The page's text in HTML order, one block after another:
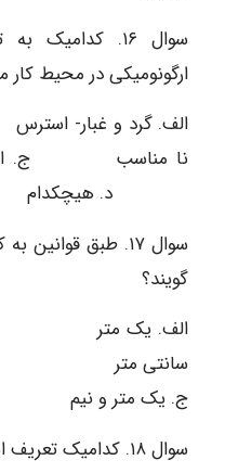
سوال ۱۶.
ارگونومیکی در محیط کار
الف. گرد و غبار-
نا مناسب ج.
د. هیچکدام
سوال ۱۷. طبق
گویند؟
الف. یک متر
سانتی متر
ج. یک متر و نیم
سوال ۱۸. کدامیک تعریف ایمنی است: